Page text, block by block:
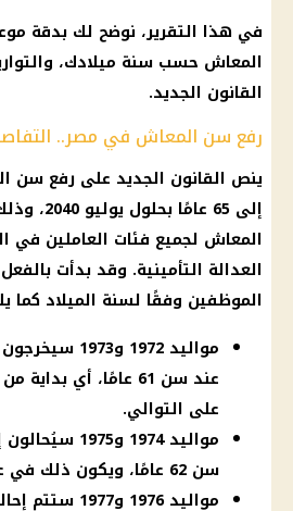
في هذا التقرير، نوضح لك بدقة
المعاش حسب سنة ميلادك،
القانون الجديد.
رفع سن المعاش في مصر..
ينص القانون الجديد على رفع سن
إلى 65
المعاش لجميع فئات العاملين في
العدالة التأمينية. وقد بدأت
الموظفين وفقًا لسنة الميلاد كما
مواليد 1972
على التوالي.
مواليد 1974
سن 62 عامًا، ويكون ذلك في عام 2036 و2037.
مواليد 1976